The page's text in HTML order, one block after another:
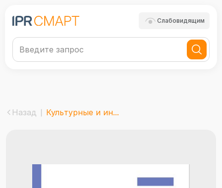
Слабовидящим
Назад Культурные и ин...